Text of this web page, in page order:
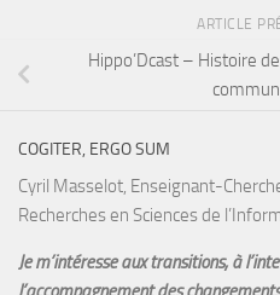
ARTICLE
Hippo’Dcast – Histoire
COGITER, ERGO SUM
Cyril Masselot, Enseignant-
Recherches en Sciences de
Je m’intéresse aux transitions, à